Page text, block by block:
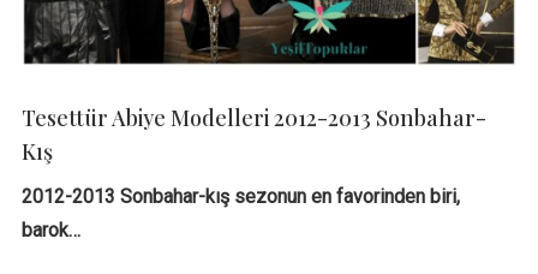
Tesettür Abiye Modelleri 2012-2013 Sonbahar-
Kış
2012-2013 Sonbahar-kış sezonun en favorinden biri,
barok…